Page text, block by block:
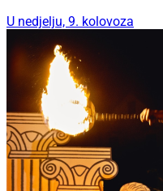
U nedjelju, 9. kolovoza